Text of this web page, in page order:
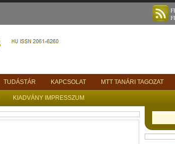
TUDÁSTÁR KAPCSOLAT MTT TANÁRI TAGOZAT
KIADVÁNY IMPRESSZUM